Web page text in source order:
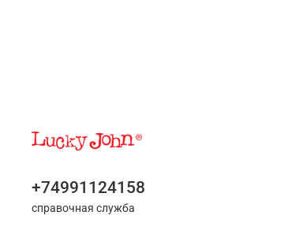
+74991124158
справочная служба